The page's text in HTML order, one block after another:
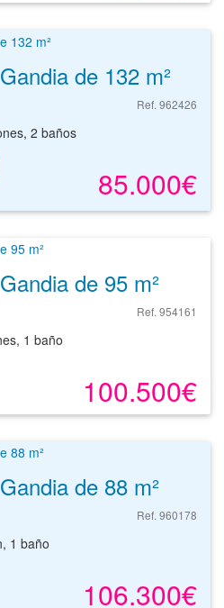
de 132 m²
Ref. 962426
2 baños
85.000€
de 95 m²
Ref. 954161
1 baño
100.500€
de 88 m²
Ref. 960178
1 baño
106.300€